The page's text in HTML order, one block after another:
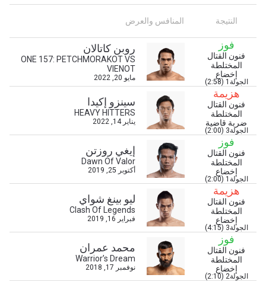
النتيجة المنافس والعرض
فوز
فنون القتال
المختلطة
إخضاع
الجولة1 (2:58)
روبن كاتالان
ONE 157: PETCHMORAKOT VS
VIENOT
مايو 20, 2022
هزيمة
فنون القتال
المختلطة
ضربة قاضية
الجولة3 (2:00)
سينزو إكيدا
HEAVY HITTERS
يناير 14, 2022
فوز
فنون القتال
المختلطة
إخضاع
الجولة1 (2:00)
إيغي روزتن
Dawn Of Valor
أكتوبر 25, 2019
هزيمة
فنون القتال
المختلطة
إخضاع
الجولة3 (4:15)
ليو بينغ شواي
Clash Of Legends
فبراير 16, 2019
فوز
فنون القتال
المختلطة
إخضاع
الجولة2 (2:10)
محمد عمران
Warrior’s Dream
نوفمبر 17, 2018
المنافس
العرض
ابق على اطّلاع
خذ بطولة "ون" معك أينما ذهبت! اشترك الآن للوصول
إلى آخر الأخبار، وفتح العروض الخاصة والحصول على
أفضل المقاعد لعروضنا الحية.
البريد الإلكتروني
الإسم